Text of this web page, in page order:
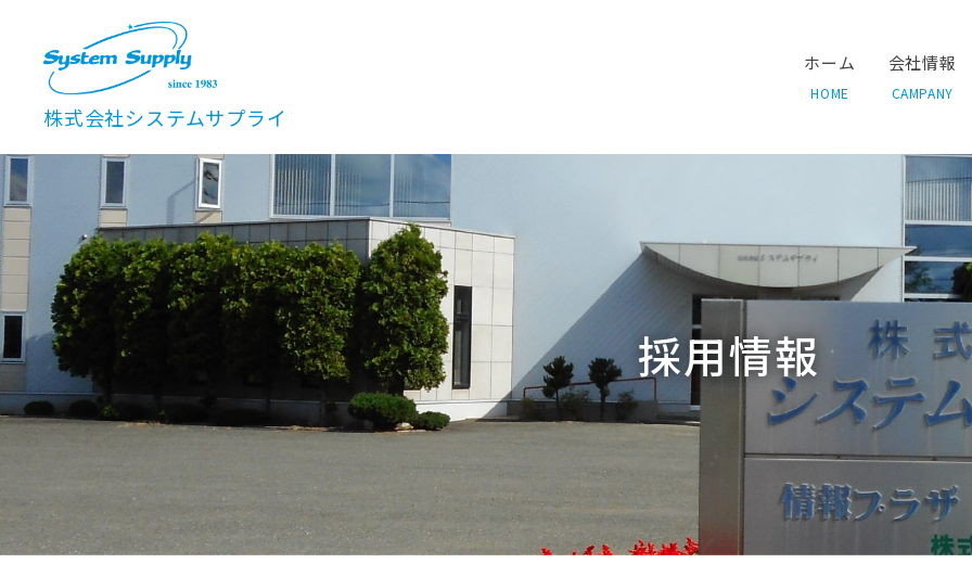
株式会社システムサプライ
ホーム
HOME
会社情報
CAMPANY
採用情報